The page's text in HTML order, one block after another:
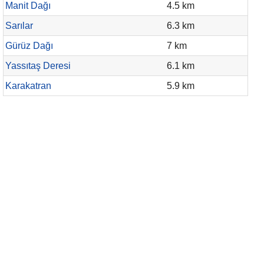
Manit Dağı
4.5 km
Sarılar
6.3 km
Gürüz Dağı
7 km
Yassıtaş Deresi
6.1 km
Karakatran
5.9 km